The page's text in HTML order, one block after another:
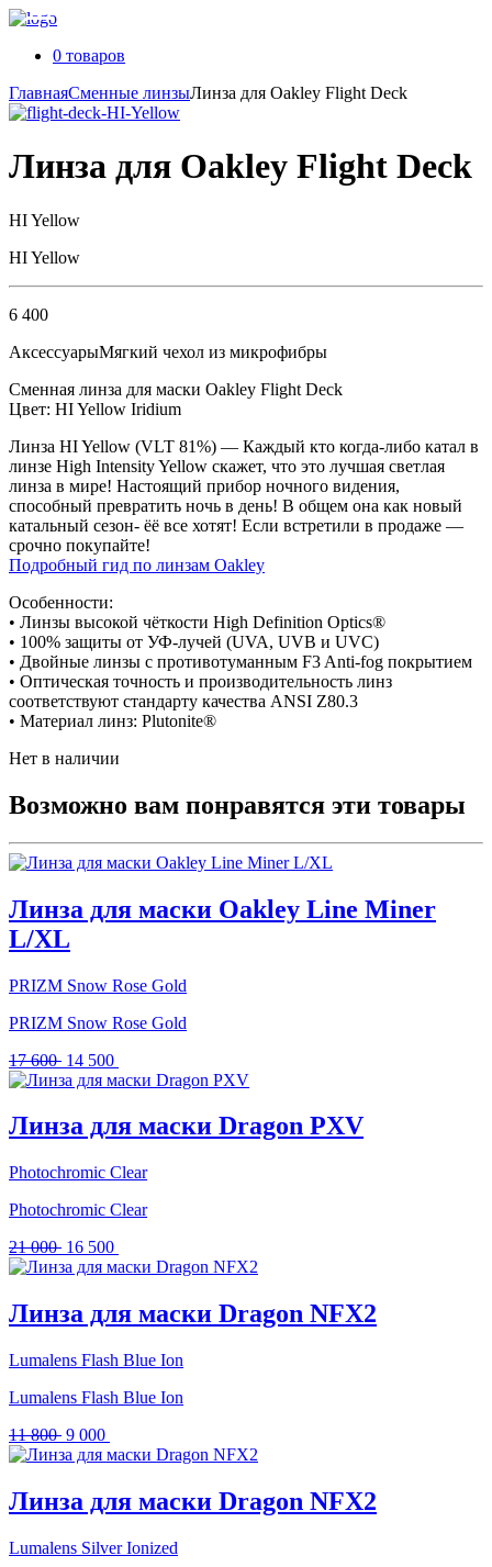
0 товаров
ГлавнаяСменные линзыЛинза для Oakley Flight Deck
Линза для Oakley Flight Deck
HI Yellow
HI Yellow
6 400
АксессуарыМягкий чехол из микрофибры
Сменная линза для маски Oakley Flight Deck
Цвет: HI Yellow Iridium
Линза HI Yellow (VLT 81%) — Каждый кто когда-либо катал в
линзе High Intensity Yellow скажет, что это лучшая светлая
линза в мире! Настоящий прибор ночного видения,
способный превратить ночь в день! В общем она как новый
катальный сезон- ёё все хотят! Если встретили в продаже —
срочно покупайте!
Подробный гид по линзам Oakley
Особенности:
• Линзы высокой чёткости High Definition Optics®
• 100% защиты от УФ-лучей (UVA, UVB и UVC)
• Двойные линзы с противотуманным F3 Anti-fog покрытием
• Оптическая точность и производительность линз
соответствуют стандарту качества ANSI Z80.3
• Материал линз: Plutonite®
Нет в наличии
Возможно вам понравятся эти товары
Линза для маски Oakley Line Miner
L/XL
PRIZM Snow Rose Gold
PRIZM Snow Rose Gold
17 600 Первоначальная
цена
17
600 .
14 500
цена:
500 .
Линза для маски Dragon PXV
Photochromic Clear
Photochromic Clear
21 000 Первоначальная
цена
000 .
16 500
цена:
Линза для маски Dragon NFX2
Lumalens Flash Blue Ion
Lumalens Flash Blue Ion
11 800 Первоначальная
цена
800 .
9 000
цена:
Линза для маски Dragon NFX2
Lumalens Silver Ionized